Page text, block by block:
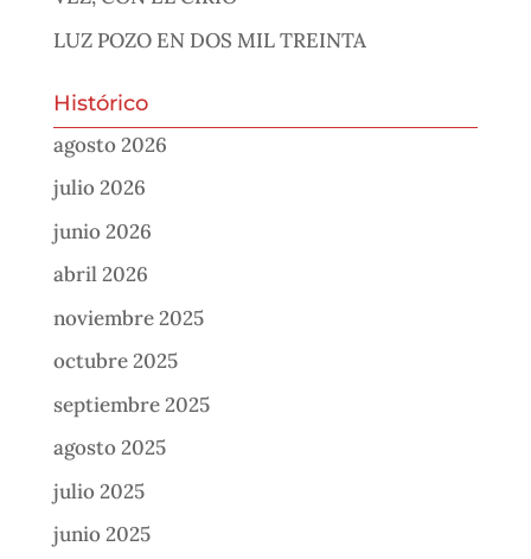
LUZ POZO EN DOS MIL TREINTA
Histórico
agosto 2026
julio 2026
junio 2026
abril 2026
noviembre 2025
octubre 2025
septiembre 2025
agosto 2025
julio 2025
junio 2025